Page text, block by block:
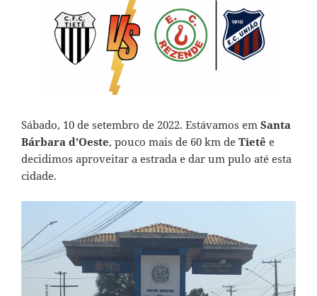
Sábado, 10 de setembro de 2022. Estávamos em Santa
Bárbara d’Oeste, pouco mais de 60 km de Tietê e
decidimos aproveitar a estrada e dar um pulo até esta
cidade.